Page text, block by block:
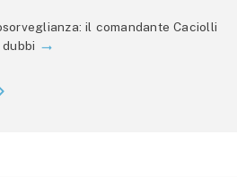
il comandante Caciolli